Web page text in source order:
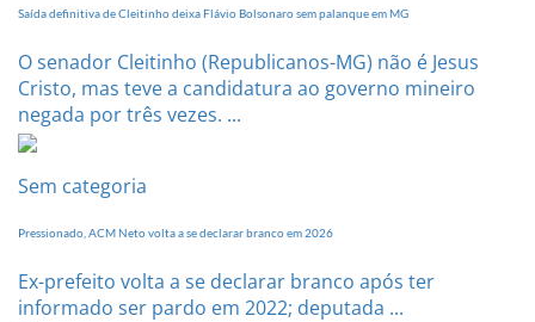
Saída definitiva de Cleitinho deixa Flávio Bolsonaro sem palanque em MG
O senador Cleitinho (Republicanos-MG) não é Jesus
Cristo, mas teve a candidatura ao governo mineiro
negada por três vezes. ...
Sem categoria
Pressionado, ACM Neto volta a se declarar branco em 2026
Ex-prefeito volta a se declarar branco após ter
informado ser pardo em 2022; deputada ...